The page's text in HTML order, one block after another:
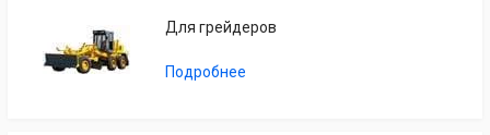
Для грейдеров
Подробнее